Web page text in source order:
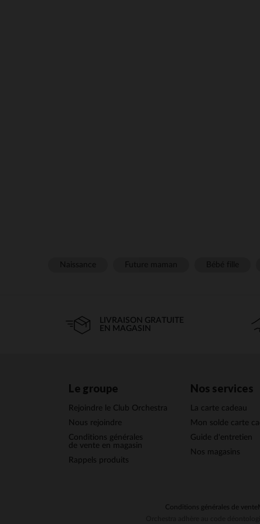
LIVRAISON GRATUITE
EN MAGASIN
Le groupe
Rejoindre le Club Orchestra
Nous rejoindre
Conditions générales
de vente en magasin
Rappels produits
Nos services
La carte cadeau
Mon solde carte
Guide d'entretien
Nos magasins
Conditions générales de vente